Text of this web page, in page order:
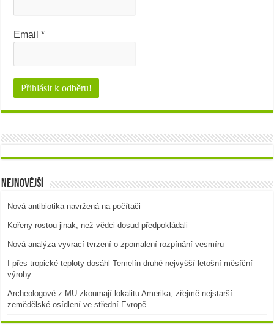
Email*
Nejnovější
Nová antibiotika navržená na počítači
Kořeny rostou jinak, než vědci dosud předpokládali
Nová analýza vyvrací tvrzení o zpomalení rozpínání vesmíru
I přes tropické teploty dosáhl Temelín druhé nejvyšší letošní měsíční
výroby
Archeologové z MU zkoumají lokalitu Amerika, zřejmě nejstarší
zemědělské osídlení ve střední Evropě